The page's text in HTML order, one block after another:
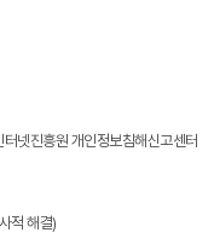
넷진흥원 개인정보침해신고센터
적 해결)